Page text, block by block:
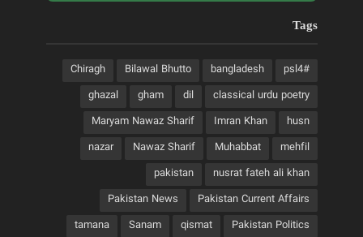
Tags
#psl4
bangladesh
Bilawal Bhutto
Chiragh
classical urdu poetry
dil
gham
ghazal
husn
Imran Khan
Maryam Nawaz Sharif
mehfil
Muhabbat
Nawaz Sharif
nazar
nusrat fateh ali khan
pakistan
Pakistan Current Affairs
Pakistan News
Pakistan Politics
qismat
Sanam
tamana